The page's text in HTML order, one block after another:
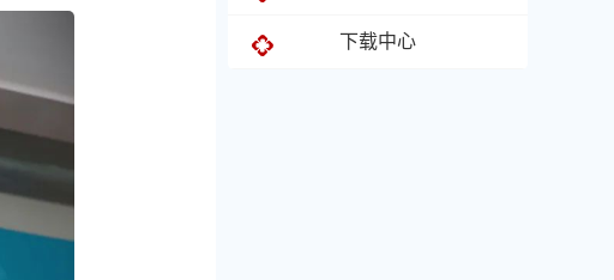
下载中心